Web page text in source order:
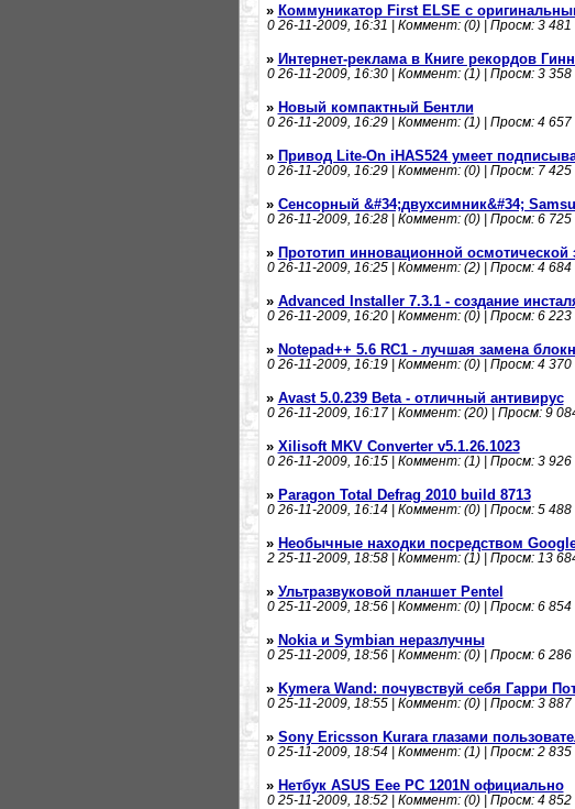
» Коммуникатор First ELSE с
026-11-2009, 16:31 | Коммент: (0) | Просм: 3 481
» Интернет-реклама в Книге рекордов
026-11-2009, 16:30 | Коммент: (1) | Просм: 3 358
» Новый компактный Бентли
026-11-2009, 16:29 | Коммент: (1) | Просм: 4 657
» Привод Lite-On iHAS524 умеет
026-11-2009, 16:29 | Коммент: (0) | Просм: 7 425
» Сенсорный &#34;двухсимник&#34;
026-11-2009, 16:28 | Коммент: (0) | Просм: 6 725
» Прототип инновационной осмотической
026-11-2009, 16:25 | Коммент: (2) | Просм: 4 684
» Advanced Installer 7.3.1 - создание
026-11-2009, 16:20 | Коммент: (0) | Просм: 6 223
» Notepad++ 5.6 RC1 - лучшая замена
026-11-2009, 16:19 | Коммент: (0) | Просм: 4 370
» Avast 5.0.239 Beta - отличный антивирус
026-11-2009, 16:17 | Коммент: (20) | Просм: 9
» Xilisoft MKV Converter v5.1.26.1023
026-11-2009, 16:15 | Коммент: (1) | Просм: 3 926
» Paragon Total Defrag 2010 build 8713
026-11-2009, 16:14 | Коммент: (0) | Просм: 5 488
» Необычные находки посредством
225-11-2009, 18:58 | Коммент: (1) | Просм: 13
» Ультразвуковой планшет Pentel
025-11-2009, 18:56 | Коммент: (0) | Просм: 6 854
» Nokia и Symbian неразлучны
025-11-2009, 18:56 | Коммент: (0) | Просм: 6 286
» Kymera Wand: почувствуй себя Гарри
025-11-2009, 18:55 | Коммент: (0) | Просм: 3 887
» Sony Ericsson Kurara глазами
025-11-2009, 18:54 | Коммент: (1) | Просм: 2 835
» Нетбук ASUS Eee PC 1201N официально
025-11-2009, 18:52 | Коммент: (0) | Просм: 4 852